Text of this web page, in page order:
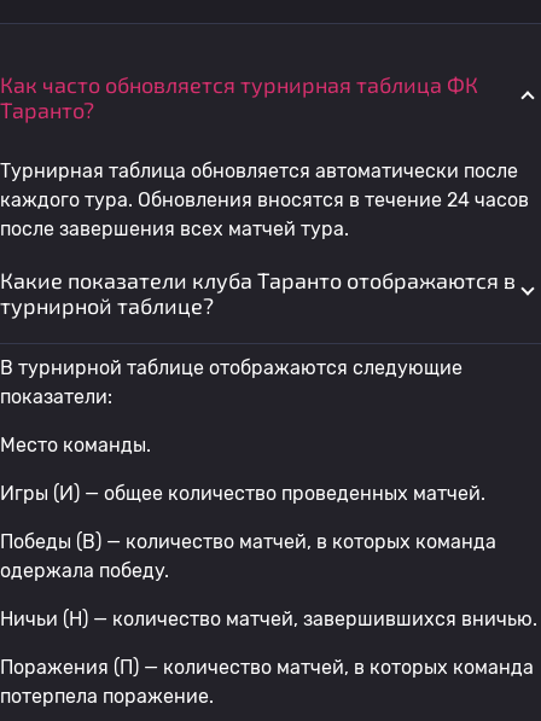
Как часто обновляется турнирная таблица ФК
Таранто?
Турнирная таблица обновляется автоматически после
каждого тура. Обновления вносятся в течение 24 часов
после завершения всех матчей тура.
Какие показатели клуба Таранто отображаются в
турнирной таблице?
В турнирной таблице отображаются следующие
показатели:
Место команды.
Игры (И) — общее количество проведенных матчей.
Победы (В) — количество матчей, в которых команда
одержала победу.
Ничьи (Н) — количество матчей, завершившихся вничью.
Поражения (П) — количество матчей, в которых команда
потерпела поражение.